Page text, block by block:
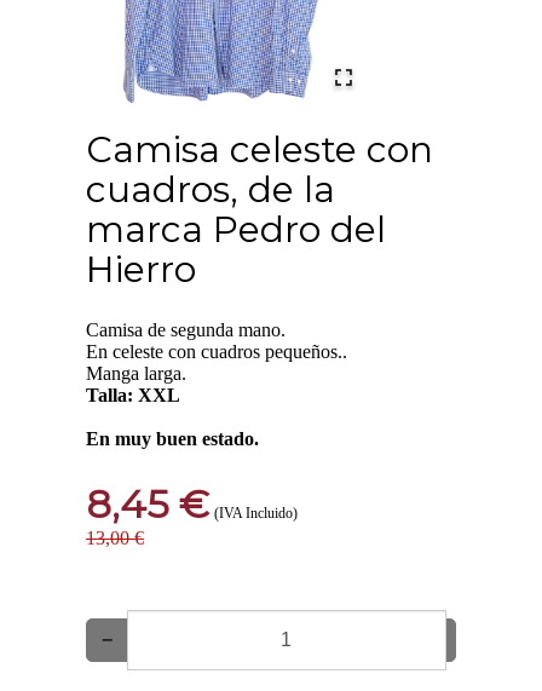
Camisa celeste con
cuadros, de la
marca Pedro del
Hierro
Camisa de segunda mano.
En celeste con cuadros pequeños..
Manga larga.
Talla: XXL
En muy buen estado.
8,45 € (IVA Incluido)
13,00 €
−